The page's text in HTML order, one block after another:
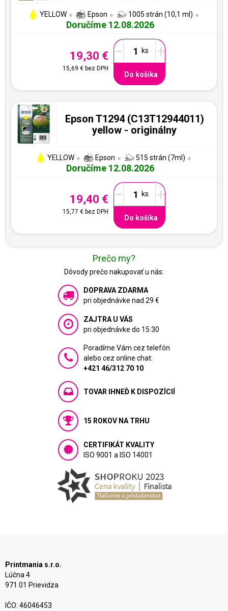
YELLOW Epson 1005 strán (10,1 ml)
Doručíme 12.08.2026
19,30 €
15,69 € bez DPH
- +
Do košíka
Epson T1294 (C13T12944011)
yellow - originálny
YELLOW Epson 515 strán (7ml)
Doručíme 12.08.2026
19,40 €
15,77 € bez DPH
- +
Do košíka
Prečo my?
Dôvody prečo nakupovať u nás:
DOPRAVA ZDARMA
pri objednávke nad 29 €
ZAJTRA U VÁS
pri objednávke do 15:30
Poradíme Vám cez telefón
alebo cez online chat:
+421 46/312 70 10
TOVAR IHNEĎ K DISPOZÍCIÍ
15 ROKOV NA TRHU
CERTIFIKÁT KVALITY
ISO 9001 a ISO 14001
Printmania s.r.o.
Lúčna 4
971 01 Prievidza
IČO: 46046453